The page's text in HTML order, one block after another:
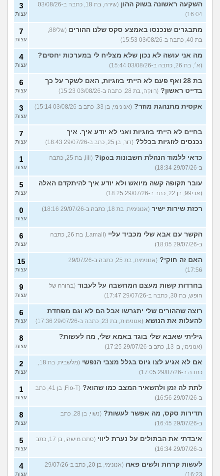
השקעה ראשונה בשוק ההון
(שירה, בת 18, כתבה ב-03/08/26
16:04)
3
עצות
מתבגרים שנכנסו באמצע סקס שלנו ההורים
(שלי88,
בת 40, כתבה ב-03/08/26 15:53)
7
עצות
מה אני עושה לא נכון שלא מצליח לי במערכות יחסים?
(א׳, בת 26, כתבה ב-03/08/26 15:44)
4
עצות
בת 28 ואף פעם לא הייתי בזוגיות, האם לשקר על כך
בדייט ראשון? (רווקה, בת 28, כתבה ב-03/08/26 15:23)
6
עצות
אקסית מתנהגת מוזר? (אנונימי, בן 33, כתב ב-03/08/26 15:14) 3
עצות
בחיים לא הייתי בזוגיות ואני לא יודע איך. איך
נכנסים לזוגיות בכלל? (דור, בן 25, כתב ב-29/07/26 18:43)
7
עצות
כדאי ללמוד הנהלת חשבונות בipc?
(lili, בת 25, כתבה
ב-29/07/26 18:34)
1
עצות
עובר תקופה קשה מיואש ולא יודע איך להיתקדם האלה
(אבי99, בן 22, כתב ב-29/07/26 18:25)
5
עצות
רכזת שירות ישיר (אנונימית, בת 18, כתבה ב-29/07/26 18:16) 0
עצות
הקשר עם אבא שלי מכביד עליי
(Lamali, בת 26, כתבה
ב-29/07/26 18:05)
6
עצות
האם זה חוקי?
(אנונימית, בת 25, כתבה ב-29/07/26
17:56)
15
עצות
בחרדות קשות מעצם המחשבה על לעבוד (בחורה של
חופש, בת 30, כתבה ב-29/07/26 17:47)
9
עצות
רוצה שההורים שלי יתגרשו אבל הם לא וגם מפחדת
להעלות את הנושא (אנונימית, בת 23, כתבה ב-29/07/26 17:36)
6
עצות
גיליתי שאבא שלי בוגד באמא שלי, מה לעשות?
(אנונימי, בן 13, כתב ב-29/07/26 17:25)
8
עצות
אם לא אגיע לצו גיוס בגלל מצבי הנפשי
(מלשבית, בת 18,
כתבה ב-29/07/26 17:05)
2
עצות
לתת לה זמן ולהשאיר המצב כמו שהוא?
(Flo-T, בן 41, כתב
ב-29/07/26 16:56)
1
עצות
תדירות סקס, מה אפשר לעשות?
(נשוי, בן 28, כתב
ב-29/07/26 16:45)
8
עצות
איבדתי את הבתולים על נערת ליווי
(סתם מישהו, בן 17, כתב
ב-29/07/26 16:34)
5
עצות
לעשות קרחת ולשים פאה
(אנונימי, בן 20, כתב ב-29/07/26
4
עצות